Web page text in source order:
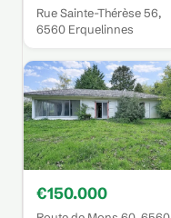
Rue Sainte-Thérèse 56,
6560 Erquelinnes
€150.000